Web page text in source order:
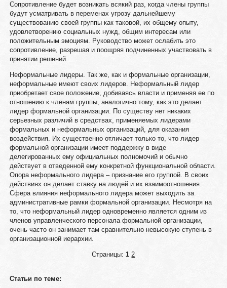
Сопротивление будет возникать всякий раз, когда члены группы
будут усматривать в переменах угрозу дальнейшему
существованию своей группы как таковой, их общему опыту,
удовлетворению социальных нужд, общим интересам или
положительным эмоциям. Руководство может ослабить это
сопротивление, разрешая и поощряя подчиненных участвовать в
принятии решений.
Неформальные лидеры. Так же, как и формальные организации,
неформальные имеют своих лидеров. Неформальный лидер
приобретает свое положение, добиваясь власти и применяя ее по
отношению к членам группы, аналогично тому, как это делает
лидер формальной организации. По существу нет никаких
серьезных различий в средствах, применяемых лидерами
формальных и неформальных организаций, для оказания
воздействия. Их существенно отличает только то, что лидер
формальной организации имеет поддержку в виде
делегированных ему официальных полномочий и обычно
действует в отведенной ему конкретной функциональной области.
Опора неформального лидера – признание его группой. В своих
действиях он делает ставку на людей и их взаимоотношения.
Сфера влияния неформального лидера может выходить за
административные рамки формальной организации. Несмотря на
то, что неформальный лидер одновременно является одним из
членов управленческого персонала формальной организации,
очень часто он занимает там сравнительно невысокую ступень в
организационной иерархии.
Страницы:1 2
Статьи по теме: